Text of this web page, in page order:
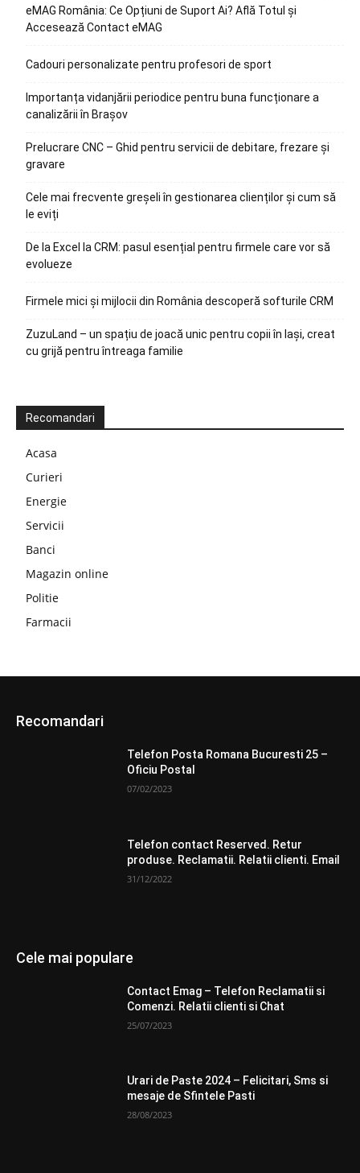
eMAG România: Ce Opțiuni de Suport Ai? Află Totul și
Accesează Contact eMAG
Cadouri personalizate pentru profesori de sport
Importanța vidanjării periodice pentru buna funcționare a
canalizării în Brașov
Prelucrare CNC – Ghid pentru servicii de debitare, frezare și
gravare
Cele mai frecvente greșeli în gestionarea clienților și cum să
le eviți
De la Excel la CRM: pasul esențial pentru firmele care vor să
evolueze
Firmele mici și mijlocii din România descoperă softurile CRM
ZuzuLand – un spațiu de joacă unic pentru copii în Iași, creat
cu grijă pentru întreaga familie
Recomandari
Acasa
Curieri
Energie
Servicii
Banci
Magazin online
Politie
Farmacii
Recomandari
Telefon Posta Romana Bucuresti 25 –
Oficiu Postal
07/02/2023
Telefon contact Reserved. Retur
produse. Reclamatii. Relatii clienti. Email
31/12/2022
Cele mai populare
Contact Emag – Telefon Reclamatii si
Comenzi. Relatii clienti si Chat
25/07/2023
Urari de Paste 2024 – Felicitari, Sms si
mesaje de Sfintele Pasti
28/08/2023